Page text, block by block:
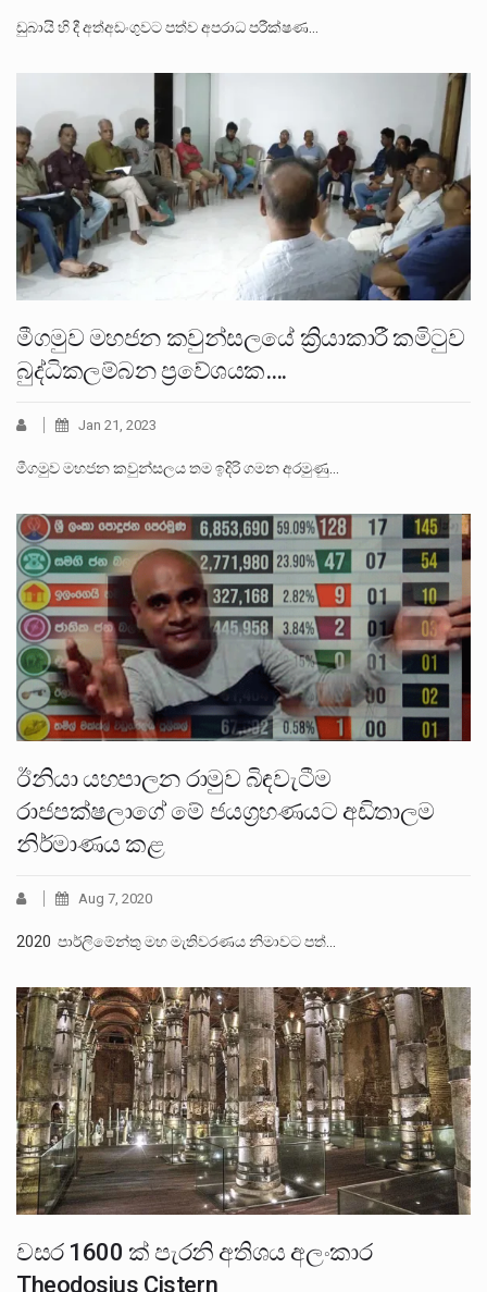
ඩුබායි හි දී අත්අඩංගුවට පත්ව අපරාධ පරීක්ෂණ…
මීගමුව මහජන කවුන්සලයේ ක්‍රියාකාරී කමිටුව
බුද්ධිකලම්බන ප්‍රවේශයක….
Jan 21, 2023
මීගමුව මහජන කවුන්සලය තම ඉදිරි ගමන අරමුණු…
ඊනියා යහපාලන රාමුව බිඳවැටීම
රාජපක්ෂලාගේ මේ ජයග්‍රහණයට අඩිතාලම
නිර්මාණය කළ
Aug 7, 2020
2020 පාර්ලිමේන්තු මහ මැතිවරණය නිමාවට පත්…
වසර 1600 ක් පැරනි අතිශය අලංකාර
Theodosius Cistern